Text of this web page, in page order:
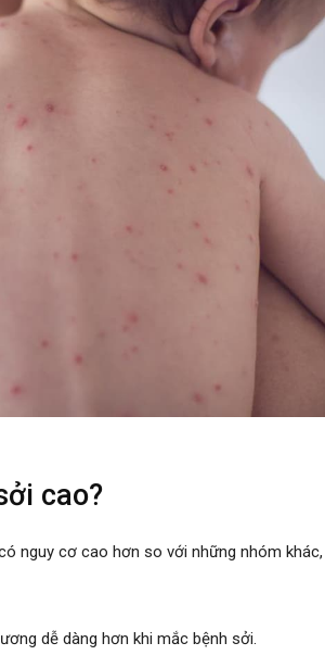
cao?
nguy cơ cao hơn so với những nhóm khác,
dễ dàng hơn khi mắc bệnh sởi.